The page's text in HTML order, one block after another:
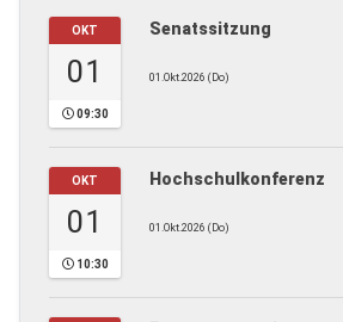
OKT
01
09:30
Senatssitzung
01.Okt.2026 (Do)
OKT
01
10:30
Hochschulkonferenz
01.Okt.2026 (Do)